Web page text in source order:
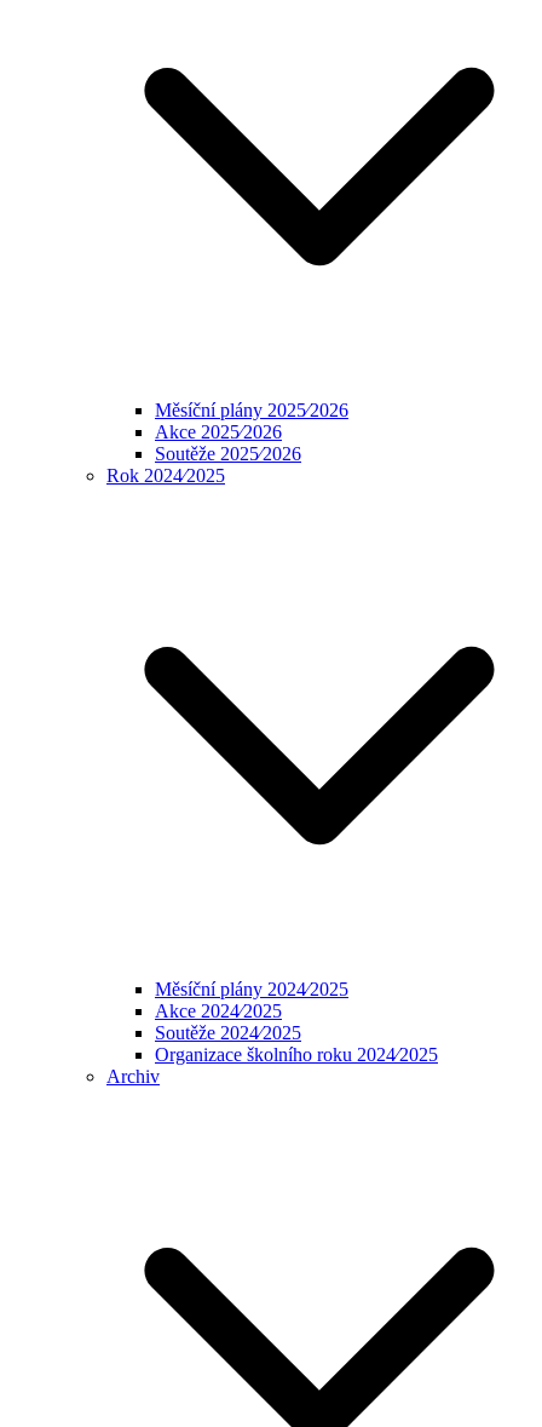
Měsíční plány 2025⁄2026
Akce 2025⁄2026
Soutěže 2025⁄2026
Rok 2024⁄2025
Měsíční plány 2024⁄2025
Akce 2024⁄2025
Soutěže 2024⁄2025
Organizace školního roku 2024⁄2025
Archiv